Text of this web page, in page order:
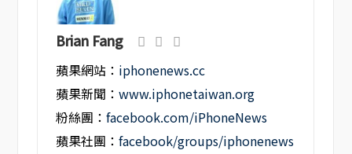
Brian Fang
蘋果網站： iphonenews.cc
蘋果新聞：www.iphonetaiwan.org
粉絲團：facebook.com/iPhoneNews
蘋果社團：facebook/groups/iphonenews